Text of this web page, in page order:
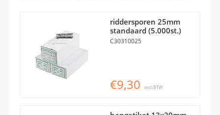
riddersporen 25mm
standaard (5.000st.)
C30310025
€9,30 excl.BTW